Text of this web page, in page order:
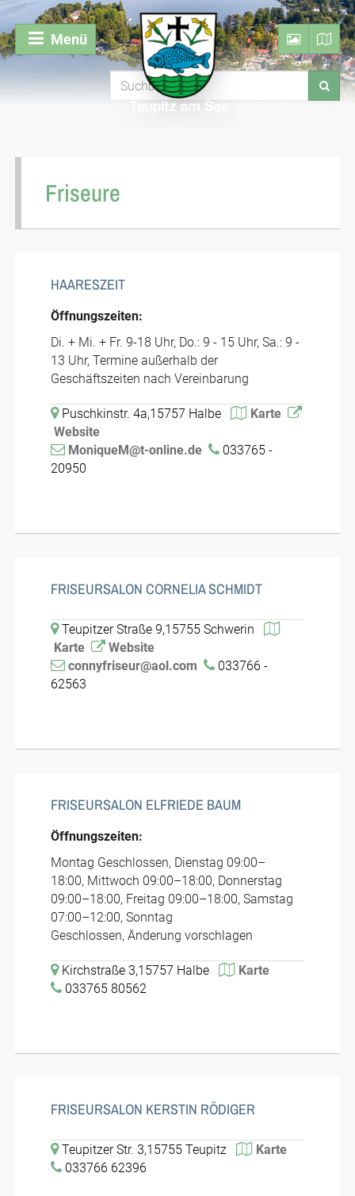
Menü
Friseure
HAARESZEIT
Öffnungszeiten:
Di. + Mi. + Fr. 9-18 Uhr, Do.: 9 - 15 Uhr, Sa.: 9 -
13 Uhr, Termine außerhalb der
Geschäftszeiten nach Vereinbarung
Puschkinstr. 4a,15757 Halbe
Karte
Website
MoniqueM@t-online.de
033765 -
20950
FRISEURSALON CORNELIA SCHMIDT
Teupitzer Straße 9,15755 Schwerin
Karte
Website
connyfriseur@aol.com
033766 -
62563
FRISEURSALON ELFRIEDE BAUM
Öffnungszeiten:
Montag Geschlossen, Dienstag 09:00–
18:00, Mittwoch 09:00–18:00, Donnerstag
09:00–18:00, Freitag 09:00–18:00, Samstag
07:00–12:00, Sonntag
Geschlossen, Änderung vorschlagen
Kirchstraße 3,15757 Halbe
Karte
033765 80562
FRISEURSALON KERSTIN RÖDIGER
Teupitzer Str. 3,15755 Teupitz
Karte
033766 62396